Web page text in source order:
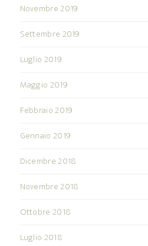
Novembre 2019
Settembre 2019
Luglio 2019
Maggio 2019
Febbraio 2019
Gennaio 2019
Dicembre 2018
Novembre 2018
Ottobre 2018
Luglio 2018